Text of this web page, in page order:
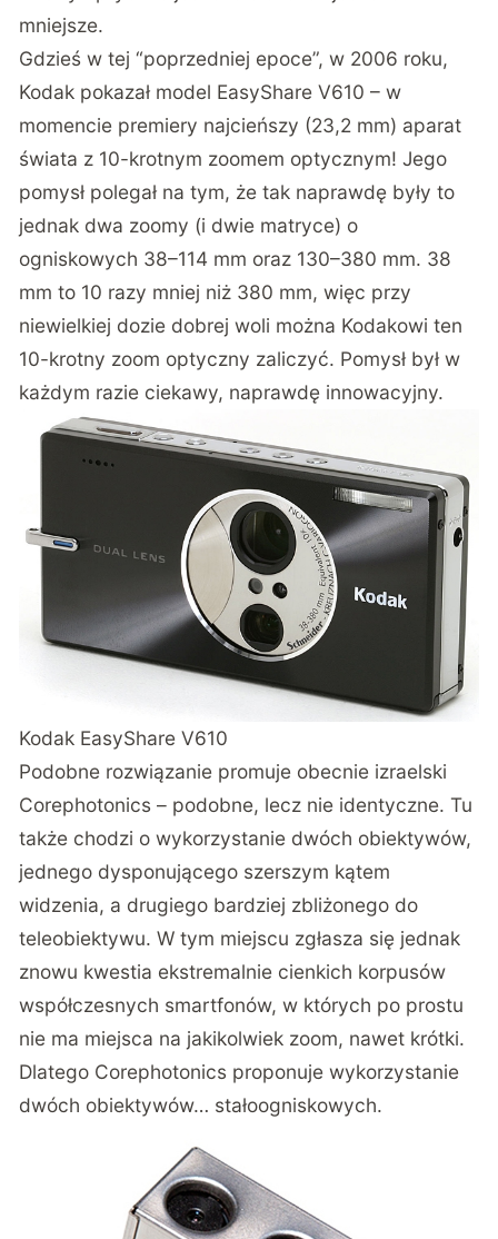
mniejsze.
Gdzieś w tej “poprzedniej epoce”, w 2006 roku,
Kodak pokazał model EasyShare V610 – w
momencie premiery najcieńszy (23,2 mm) aparat
świata z 10-krotnym zoomem optycznym! Jego
pomysł polegał na tym, że tak naprawdę były to
jednak dwa zoomy (i dwie matryce) o
ogniskowych 38–114 mm oraz 130–380 mm. 38
mm to 10 razy mniej niż 380 mm, więc przy
niewielkiej dozie dobrej woli można Kodakowi ten
10-krotny zoom optyczny zaliczyć. Pomysł był w
każdym razie ciekawy, naprawdę innowacyjny.
Kodak EasyShare V610
Podobne rozwiązanie promuje obecnie izraelski
Corephotonics – podobne, lecz nie identyczne. Tu
także chodzi o wykorzystanie dwóch obiektywów,
jednego dysponującego szerszym kątem
widzenia, a drugiego bardziej zbliżonego do
teleobiektywu. W tym miejscu zgłasza się jednak
znowu kwestia ekstremalnie cienkich korpusów
współczesnych smartfonów, w których po prostu
nie ma miejsca na jakikolwiek zoom, nawet krótki.
Dlatego Corephotonics proponuje wykorzystanie
dwóch obiektywów… stałoogniskowych.